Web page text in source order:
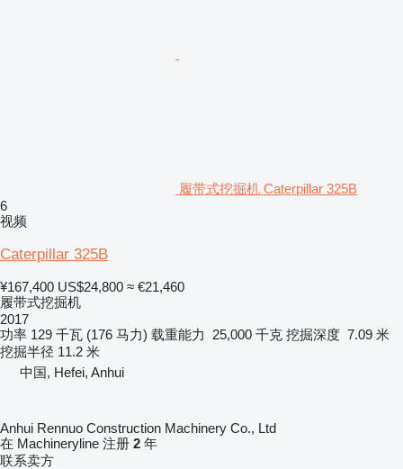
履带式挖掘机 Caterpillar 325B
6
视频
Caterpillar 325B
¥167,400 US$24,800 ≈ €21,460
履带式挖掘机
2017
功率 129 千瓦 (176 马力) 载重能力 25,000 千克 挖掘深度 7.09 米
挖掘半径 11.2 米
中国, Hefei, Anhui
Anhui Rennuo Construction Machinery Co., Ltd
在 Machineryline 注册 2 年
联系卖方